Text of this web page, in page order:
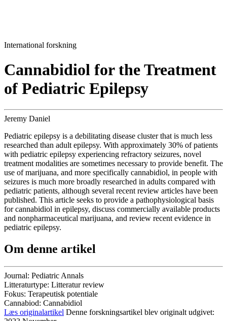
International forskning
Cannabidiol for the Treatment
of Pediatric Epilepsy
Jeremy Daniel
Pediatric epilepsy is a debilitating disease cluster that is much less
researched than adult epilepsy. With approximately 30% of patients
with pediatric epilepsy experiencing refractory seizures, novel
treatment modalities are sometimes necessary to provide benefit. The
use of marijuana, and more specifically cannabidiol, in people with
seizures is much more broadly researched in adults compared with
pediatric patients, although several recent review articles have been
published. This article seeks to provide a pathophysiological basis
for cannabidiol in epilepsy, discuss commercially available products
and nonpharmaceutical marijuana, and review recent evidence in
pediatric epilepsy.
Om denne artikel
Journal: Pediatric Annals
Litteraturtype: Litteratur review
Fokus: Terapeutisk potentiale
Cannabiod: Cannabidiol
Læs originalartikel Denne forskningsartikel blev originalt udgivet: